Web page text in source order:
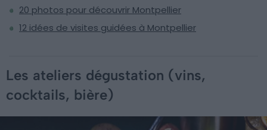
20 photos pour découvrir Montpellier
12 idées de visites guidées à Montpellier
Les ateliers dégustation (vins,
cocktails, bière)